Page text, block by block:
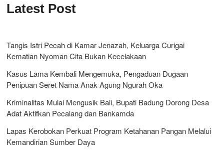
Latest Post
Tangis Istri Pecah di Kamar Jenazah, Keluarga Curigai
Kematian Nyoman Cita Bukan Kecelakaan
Kasus Lama Kembali Mengemuka, Pengaduan Dugaan
Penipuan Seret Nama Anak Agung Ngurah Oka
Kriminalitas Mulai Mengusik Bali, Bupati Badung Dorong Desa
Adat Aktifkan Pecalang dan Bankamda
Lapas Kerobokan Perkuat Program Ketahanan Pangan Melalui
Kemandirian Sumber Daya